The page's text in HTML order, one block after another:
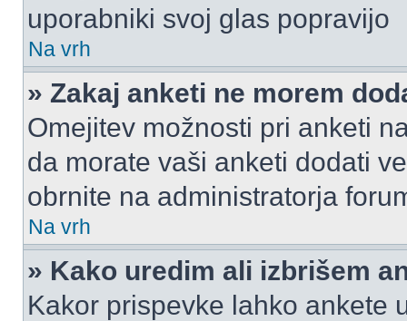
uporabniki svoj glas popravijo
Na vrh
» Zakaj anketi ne morem
Omejitev možnosti pri anketi
da morate vaši anketi dodati
obrnite na administratorja
Na vrh
» Kako uredim ali izbrišem
Kakor prispevke lahko ankete